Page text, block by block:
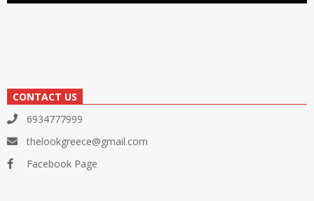
CONTACT US
6934777999
thelookgreece@gmail.com
Facebook Page